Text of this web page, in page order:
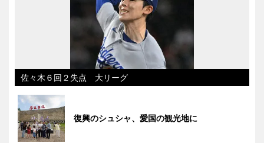
佐々木６回２失点 大リーグ
復興のシュシャ、愛国の観光地に